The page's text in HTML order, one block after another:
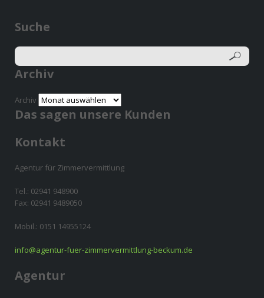
Suche
Archiv
Archiv
Das sagen unsere Kunden
Kontakt
Agentur für Zimmervermittlung
Tel.: 02941 948900
Fax: 02941 9489050
Mobil.: 0151 14955124
info@agentur-fuer-zimmervermittlung-beckum.de
Agentur